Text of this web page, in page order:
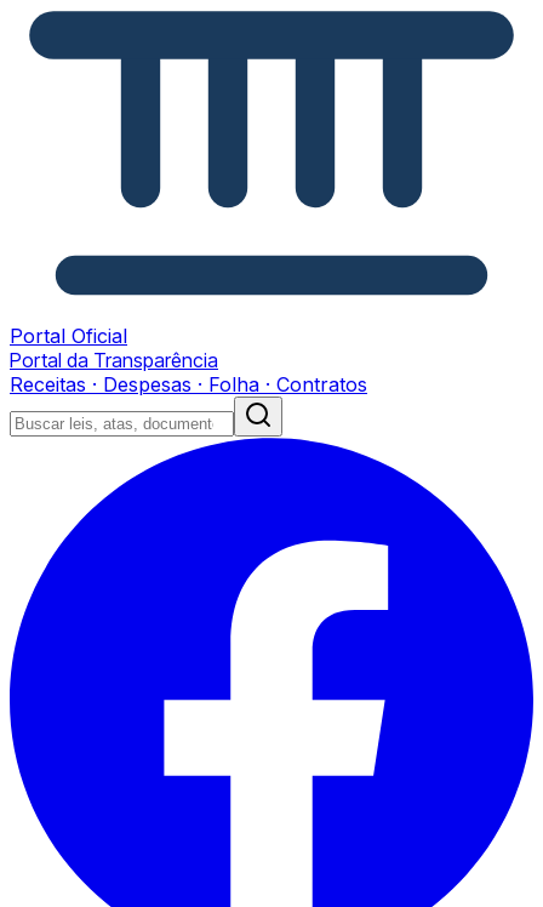
Portal Oficial
Portal da Transparência
Receitas · Despesas · Folha · Contratos